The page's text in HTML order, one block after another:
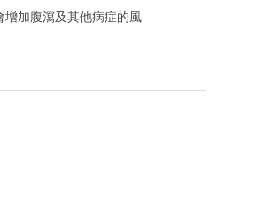
加腹瀉及其他病症的風